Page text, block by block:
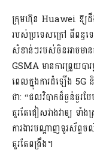
ក្រុមហ៊ុន Huawei ឱ្យដឹង
របស់ប្រទេសក្រៅ ពីពន្ធទ
សំខាន់ៗរបស់ចិនអាចមា
GSMA មានការព្រួយបារ
ពេលក្នុងការដំឡើង 5G
ថា: “ផលវិបាកដ៏ធ្ងន់ធ្ង
គួរតែជៀសវាងវាឲ្យ ទាំ
ការងារបណ្តាញទូរស័ព្
គួរតែពង្រឹង។